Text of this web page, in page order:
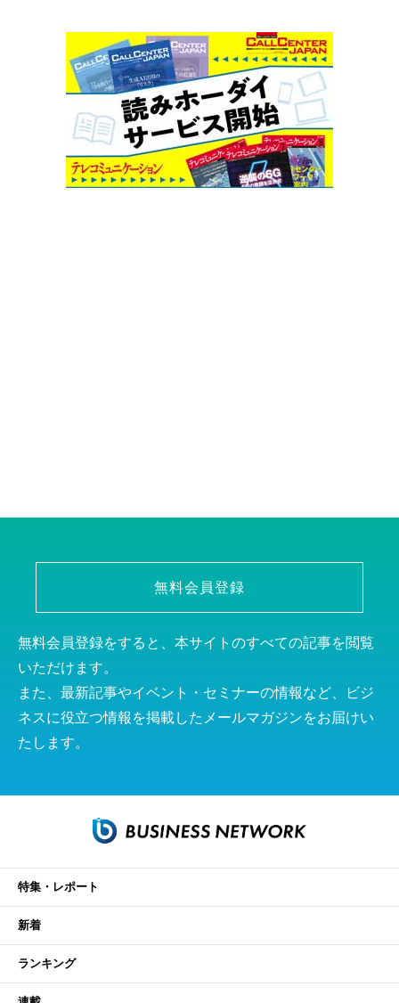
無料会員登録
無料会員登録をすると、本サイトのすべての記事を閲覧
いただけます。
また、最新記事やイベント・セミナーの情報など、ビジ
ネスに役立つ情報を掲載したメールマガジンをお届けい
たします。
特集・レポート
新着
ランキング